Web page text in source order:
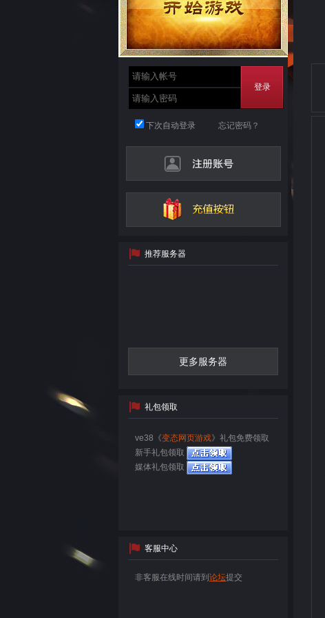
下次自动登录 忘记密码？
登录
推荐服务器
更多服务器
礼包领取
ve38《变态网页游戏》礼包免费领取
新手礼包领取
媒体礼包领取
客服中心
非客服在线时间请到 论坛提交